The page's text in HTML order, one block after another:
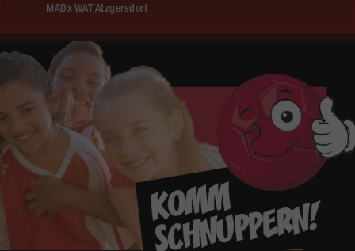
MADx WAT Atzgersdorf